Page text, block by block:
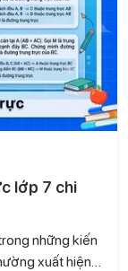
lớp 7 chi
những kiến
xuất hiện